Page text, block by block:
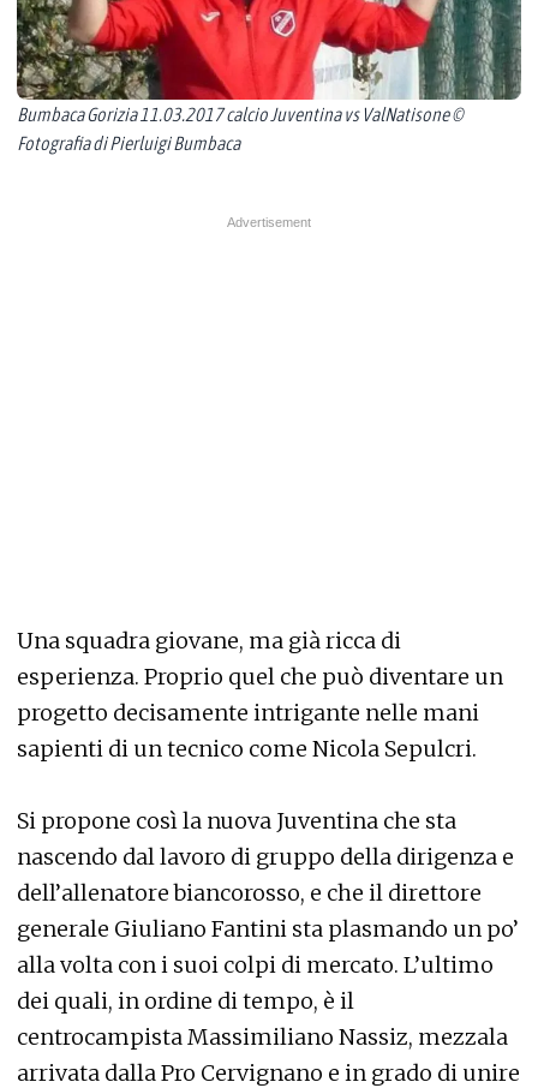
Bumbaca Gorizia 11.03.2017 calcio Juventina vs ValNatisone ©
Fotografia di Pierluigi Bumbaca
Una squadra giovane, ma già ricca di
esperienza. Proprio quel che può diventare un
progetto decisamente intrigante nelle mani
sapienti di un tecnico come Nicola Sepulcri.
Si propone così la nuova Juventina che sta
nascendo dal lavoro di gruppo della dirigenza e
dell’allenatore biancorosso, e che il direttore
generale Giuliano Fantini sta plasmando un po’
alla volta con i suoi colpi di mercato. L’ultimo
dei quali, in ordine di tempo, è il
centrocampista Massimiliano Nassiz, mezzala
arrivata dalla Pro Cervignano e in grado di unire